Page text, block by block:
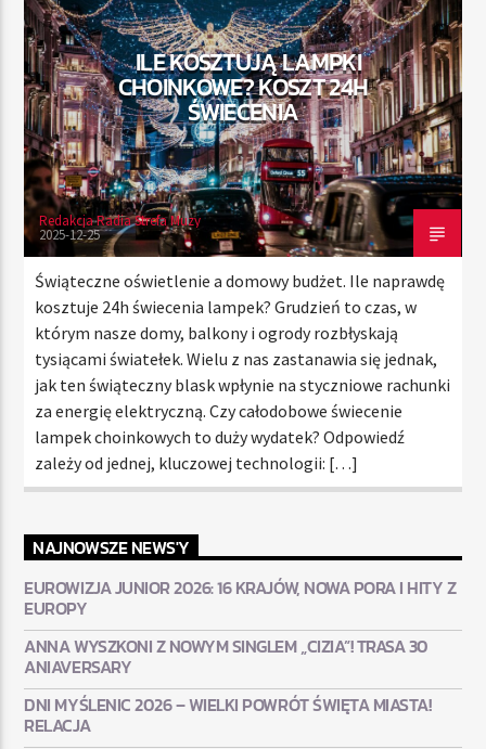
TERAZ
RADIO STREFA MUZY
00:00 21:00
Radio Strefa Muzy
ILE KOSZTUJĄ LAMPKI
CHOINKOWE? KOSZT 24H
ŚWIECENIA
Redakcja Radia Strefa Muzy
2025-12-25
Świąteczne oświetlenie a domowy budżet. Ile naprawdę
kosztuje 24h świecenia lampek? Grudzień to czas, w
którym nasze domy, balkony i ogrody rozbłyskają
tysiącami światełek. Wielu z nas zastanawia się jednak,
jak ten świąteczny blask wpłynie na styczniowe rachunki
za energię elektryczną. Czy całodobowe świecenie
lampek choinkowych to duży wydatek? Odpowiedź
zależy od jednej, kluczowej technologii: […]
NAJNOWSZE NEWS'Y
EUROWIZJA JUNIOR 2026: 16 KRAJÓW, NOWA PORA I HITY Z
EUROPY
ANNA WYSZKONI Z NOWYM SINGLEM „CIZIA”! TRASA 30
ANIAVERSARY
DNI MYŚLENIC 2026 – WIELKI POWRÓT ŚWIĘTA MIASTA!
RELACJA